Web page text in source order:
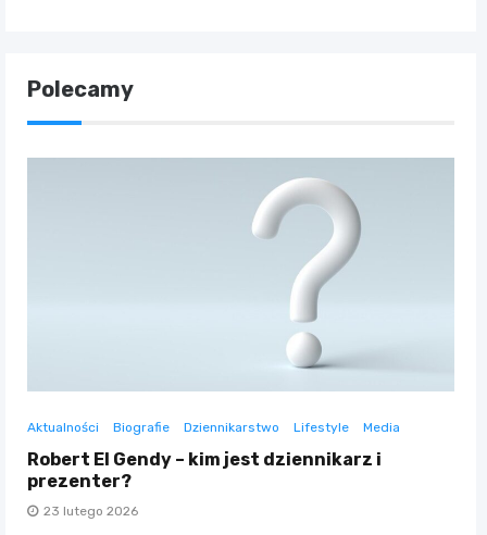
Polecamy
Aktualności Biografie Dziennikarstwo Lifestyle Media
Robert El Gendy – kim jest dziennikarz i
prezenter?
23 lutego 2026